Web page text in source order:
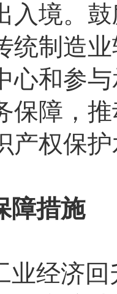
入境。
统制造
心和参
保障，
产权保
障措施
济回